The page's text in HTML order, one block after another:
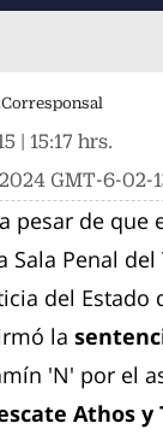
mediante
actual
artículo actual
el artículo
| 15:17 hrs.
2024 GMT-6-02-
pesar de que
Sala Penal
del Estado
la
'N' por el
Athos y